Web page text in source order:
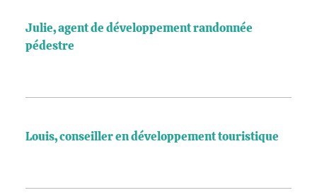
Julie, agent de développement randonnée
pédestre
Louis, conseiller en développement touristique